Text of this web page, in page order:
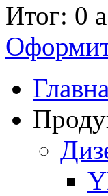
Итог: 0 a